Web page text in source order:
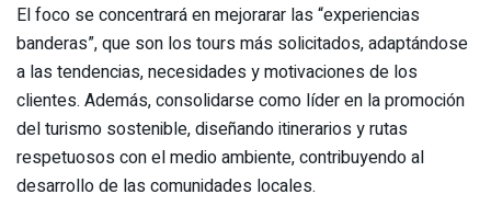
El foco se concentrará en mejorarar las “experiencias
banderas”, que son los tours más solicitados, adaptándose
a las tendencias, necesidades y motivaciones de los
clientes. Además, consolidarse como líder en la promoción
del turismo sostenible, diseñando itinerarios y rutas
respetuosos con el medio ambiente, contribuyendo al
desarrollo de las comunidades locales.